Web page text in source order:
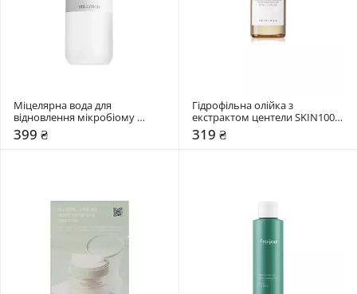
Міцелярна вода для
відновлення мікробіому
Hollyskin 400 мл
399 ₴
Гідрофільна олійка з
екстрактом центели SKIN1004
30 мл
319 ₴